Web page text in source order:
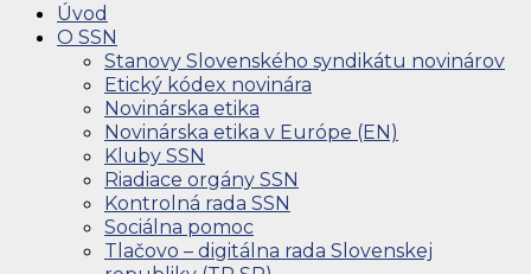
Úvod
O SSN
Stanovy Slovenského syndikátu novinárov
Etický kódex novinára
Novinárska etika
Novinárska etika v Európe (EN)
Kluby SSN
Riadiace orgány SSN
Kontrolná rada SSN
Sociálna pomoc
Tlačovo – digitálna rada Slovenskej